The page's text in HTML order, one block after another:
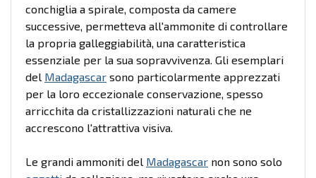
conchiglia a spirale, composta da camere
successive, permetteva all'ammonite di controllare
la propria galleggiabilità, una caratteristica
essenziale per la sua sopravvivenza. Gli esemplari
del Madagascar sono particolarmente apprezzati
per la loro eccezionale conservazione, spesso
arricchita da cristallizzazioni naturali che ne
accrescono l'attrattiva visiva.
Le grandi ammoniti del Madagascar non sono solo